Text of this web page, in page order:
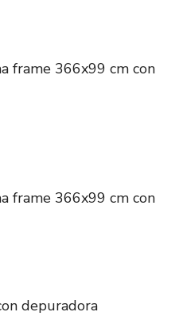
frame 366x99 cm con
frame 366x99 cm con
depuradora